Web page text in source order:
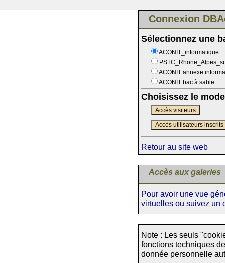
Connexion
Sélectionnez une
ACONIT_informatique
ACONIT annexe
ACONIT bac à sable
Choisissez le
Accès visiteurs
Accès utilisateurs inscrits
Retour au site web
Accès aux galeries
Pour avoir une vue
virtuelles ou suivez un
Note : Les seuls
fonctions techniques
donnée personnelle